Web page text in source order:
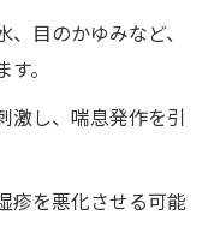
、目のかゆみなど、
。
激し、喘息発作を引
疹を悪化させる可能